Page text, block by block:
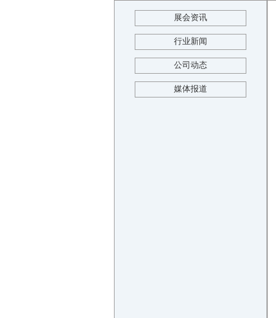
展会资讯
行业新闻
公司动态
媒体报道